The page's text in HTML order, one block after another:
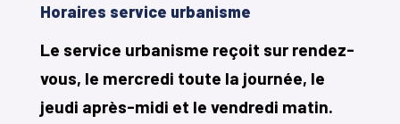
Horaires service urbanisme
Le service urbanisme reçoit sur rendez-
vous, le mercredi toute la journée, le
jeudi après-midi et le vendredi matin.